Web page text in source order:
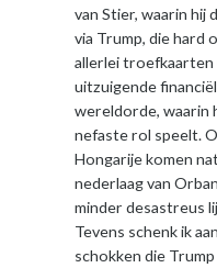
van Stier, waarin hij
via Trump, die hard
allerlei troefkaarten
uitzuigende
wereldorde, waarin
nefaste rol speelt.
Hongarije komen
nederlaag van
minder desastreus
Tevens schenk ik
schokken die